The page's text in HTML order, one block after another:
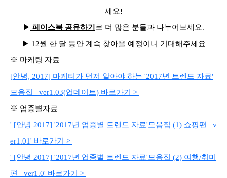
세요!
▶ 페이스북 공유하기 로 더 많은 분들과 나누어보세요.
▶ 12월 한 달 동안 계속 찾아올 예정이니 기대해주세요
※ 마케팅 자료
[안녕, 2017] 마케터가 먼저 알아야 하는 '2017년 트렌드 자료'
모음집_ ver1.03(업데이트) 바로가기 >
※ 업종별자료
' [안녕 2017] '2017년 업종별 트렌드 자료'모음집 (1) 쇼핑편 _v
er1.01' 바로가기 >
' [안녕 2017] '2017년 업종별 트렌드 자료'모음집 (2) 여행/취미
편 _ver1.0' 바로가기 >